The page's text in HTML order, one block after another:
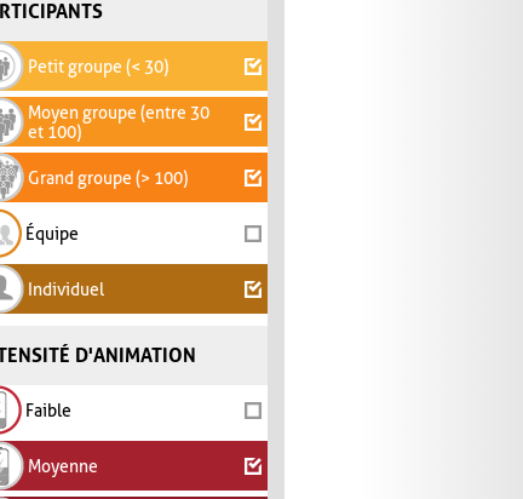
Petit groupe (< 30)
Moyen groupe (entre 30
et 100)
Grand groupe (> 100)
Équipe
Individuel
D'ANIMATION
Faible
Moyenne